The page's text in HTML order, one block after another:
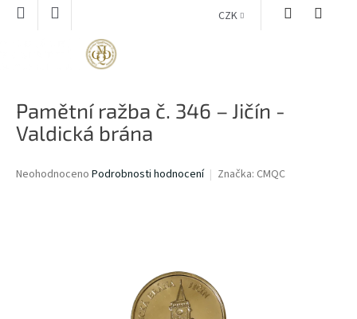
Přejít
CZK
Pamětní ražba č. 346 – Jičín -
Valdická brána
Průměrné
Neohodnoceno Podrobnosti hodnocení Značka: CMQC